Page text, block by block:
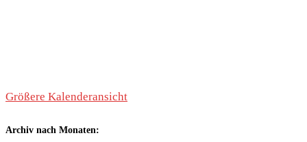
Größere Kalenderansicht
Archiv nach Monaten: